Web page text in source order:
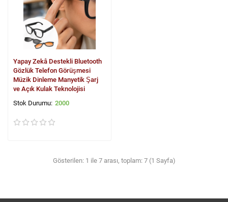
Yapay Zekâ Destekli Bluetooth
Gözlük Telefon Görüşmesi
Müzik Dinleme Manyetik Şarj
ve Açık Kulak Teknolojisi
2000
Gösterilen: 1 ile 7 arası, toplam: 7 (1 Sayfa)